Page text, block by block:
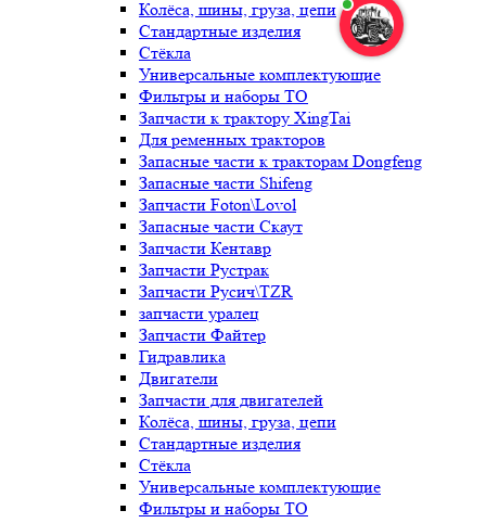
Колёса, шины, груза, цепи
Стандартные изделия
Стёкла
Универсальные комплектующие
Фильтры и наборы ТО
Запчасти к трактору XingTai
Для ременных тракторов
Запасные части к тракторам Dongfeng
Запасные части Shifeng
Запчасти Foton\Lovol
Запасные части Скаут
Запчасти Кентавр
Запчасти Рустрак
Запчасти Русич\TZR
запчасти уралец
Запчасти Файтер
Гидравлика
Двигатели
Запчасти для двигателей
Колёса, шины, груза, цепи
Стандартные изделия
Стёкла
Универсальные комплектующие
Фильтры и наборы ТО